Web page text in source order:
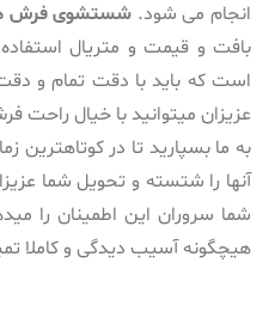
انجام می شود. شستشوی فرش
بافت و قیمت و متریال
است که باید با دقت تمام و
عزیزان میتوانید با خیال راحت
به ما بسپارید تا در کوتاهترین
آنها را شتسته و تحویل شما
شما سروران این اطمینان را
هیچگونه آسیب دیدگی و کاملا